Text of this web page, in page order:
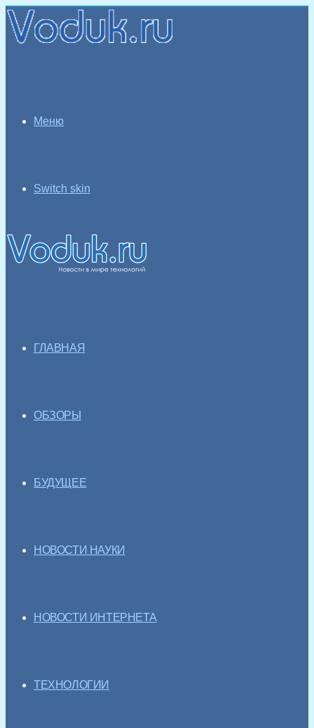
Меню
Switch skin
ГЛАВНАЯ
ОБЗОРЫ
БУДУЩЕЕ
НОВОСТИ НАУКИ
НОВОСТИ ИНТЕРНЕТА
ТЕХНОЛОГИИ